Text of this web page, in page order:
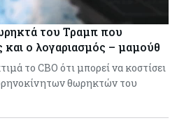
του Τραμπ που
και ο λογαριασμός – μαμούθ
το CBO ότι μπορεί να κοστίσει
θωρηκτών του